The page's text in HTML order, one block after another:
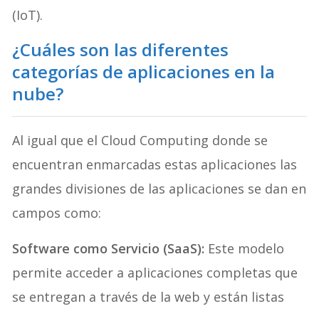
(IoT).
¿Cuáles son las diferentes
categorías de aplicaciones en la
nube?
Al igual que el Cloud Computing donde se
encuentran enmarcadas estas aplicaciones las
grandes divisiones de las aplicaciones se dan en
campos como:
Software como Servicio (SaaS): Este modelo
permite acceder a aplicaciones completas que
se entregan a través de la web y están listas